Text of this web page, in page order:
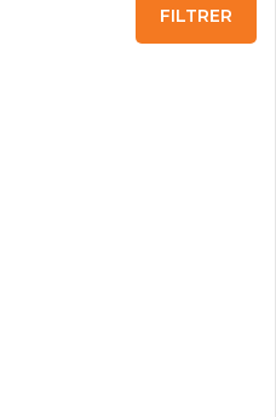
FILTRER